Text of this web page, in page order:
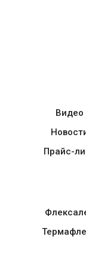
Видео
Прайс-